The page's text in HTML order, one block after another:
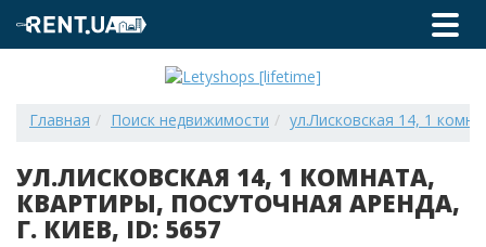
Главная Поиск недвижимости ул.Лисковская 14, 1
УЛ.ЛИСКОВСКАЯ 14, 1 КОМНАТА,
КВАРТИРЫ, ПОСУТОЧНАЯ АРЕНДА,
Г. КИЕВ, ID: 5657